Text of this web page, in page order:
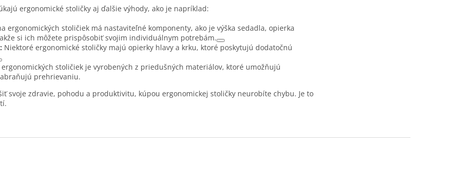
ergonomické stoličky aj ďalšie výhody, ako je napríklad:
ergonomických stoličiek má nastaviteľné komponenty, ako je výška sedadla, opierka
si ich môžete prispôsobiť svojim individuálnym potrebám.
Niektoré ergonomické stoličky majú opierky hlavy a krku, ktoré poskytujú dodatočnú
stoličiek je vyrobených z priedušných materiálov, ktoré umožňujú
prehrievaniu.
svoje zdravie, pohodu a produktivitu, kúpou ergonomickej stoličky neurobíte chybu. Je to